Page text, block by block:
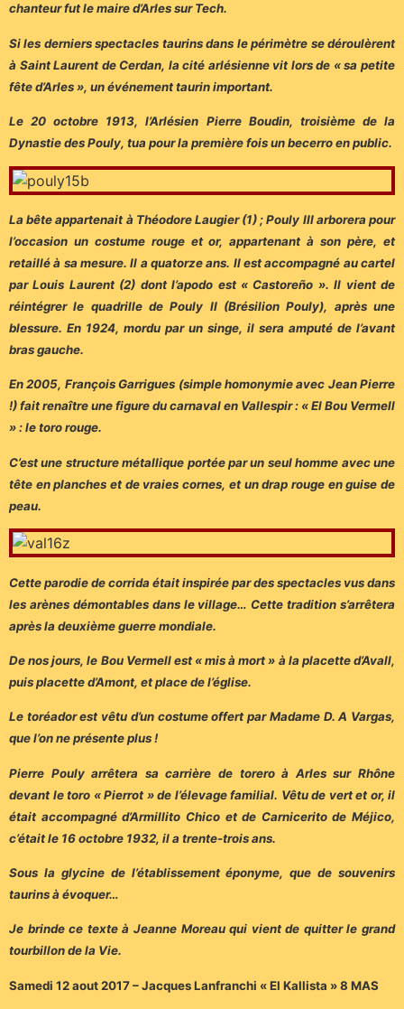
chanteur fut le maire d’Arles sur Tech.
Si les derniers spectacles taurins dans le périmètre se déroulèrent
à Saint Laurent de Cerdan, la cité arlésienne vit lors de « sa petite
fête d’Arles », un événement taurin important.
Le 20 octobre 1913, l’Arlésien Pierre Boudin, troisième de la
Dynastie des Pouly, tua pour la première fois un becerro en public.
La bête appartenait à Théodore Laugier (1) ; Pouly III arborera pour
l’occasion un costume rouge et or, appartenant à son père, et
retaillé à sa mesure. Il a quatorze ans. Il est accompagné au cartel
par Louis Laurent (2) dont l’apodo est « Castoreño ». Il vient de
réintégrer le quadrille de Pouly II (Brésilion Pouly), après une
blessure. En 1924, mordu par un singe, il sera amputé de l’avant
bras gauche.
En 2005, François Garrigues (simple homonymie avec Jean Pierre
!) fait renaître une figure du carnaval en Vallespir : « El Bou Vermell
» : le toro rouge.
C’est une structure métallique portée par un seul homme avec une
tête en planches et de vraies cornes, et un drap rouge en guise de
peau.
Cette parodie de corrida était inspirée par des spectacles vus dans
les arènes démontables dans le village… Cette tradition s’arrêtera
après la deuxième guerre mondiale.
De nos jours, le Bou Vermell est « mis à mort » à la placette d’Avall,
puis placette d’Amont, et place de l’église.
Le toréador est vêtu d’un costume offert par Madame D. A Vargas,
que l’on ne présente plus !
Pierre Pouly arrêtera sa carrière de torero à Arles sur Rhône
devant le toro « Pierrot » de l’élevage familial. Vêtu de vert et or, il
était accompagné d’Armillito Chico et de Carnicerito de Méjico,
c’était le 16 octobre 1932, il a trente-trois ans.
Sous la glycine de l’établissement éponyme, que de souvenirs
taurins à évoquer…
Je brinde ce texte à Jeanne Moreau qui vient de quitter le grand
tourbillon de la Vie.
Samedi 12 aout 2017 – Jacques Lanfranchi « El Kallista » 8 MAS